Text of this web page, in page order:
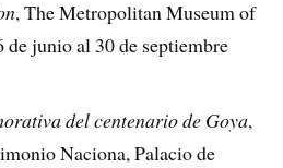
, The Metropolitan Museum of
junio al 30 de septiembre
del centenario de Goya,
Naciona, Palacio de